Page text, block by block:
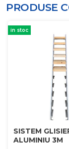
PRODUSE
in stoc
SISTEM
ALUMINIU 3M